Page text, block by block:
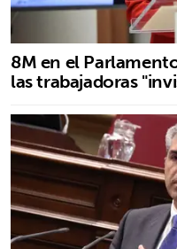
8M en el
las trabajadoras